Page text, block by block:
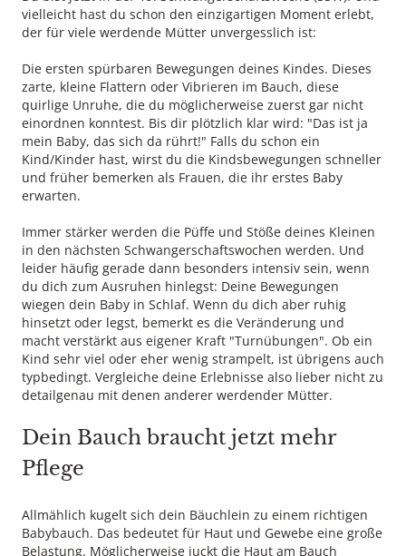
vielleicht hast du schon den einzigartigen Moment erlebt,
der für viele werdende Mütter unvergesslich ist:
Die ersten spürbaren Bewegungen deines Kindes. Dieses
zarte, kleine Flattern oder Vibrieren im Bauch, diese
quirlige Unruhe, die du möglicherweise zuerst gar nicht
einordnen konntest. Bis dir plötzlich klar wird: "Das ist ja
mein Baby, das sich da rührt!" Falls du schon ein
Kind/Kinder hast, wirst du die Kindsbewegungen schneller
und früher bemerken als Frauen, die ihr erstes Baby
erwarten.
Immer stärker werden die Püffe und Stöße deines Kleinen
in den nächsten Schwangerschaftswochen werden. Und
leider häufig gerade dann besonders intensiv sein, wenn
du dich zum Ausruhen hinlegst: Deine Bewegungen
wiegen dein Baby in Schlaf. Wenn du dich aber ruhig
hinsetzt oder legst, bemerkt es die Veränderung und
macht verstärkt aus eigener Kraft "Turnübungen". Ob ein
Kind sehr viel oder eher wenig strampelt, ist übrigens auch
typbedingt. Vergleiche deine Erlebnisse also lieber nicht zu
detailgenau mit denen anderer werdender Mütter.
Dein Bauch braucht jetzt mehr
Pflege
Allmählich kugelt sich dein Bäuchlein zu einem richtigen
Babybauch. Das bedeutet für Haut und Gewebe eine große
Belastung. Möglicherweise juckt die Haut am Bauch